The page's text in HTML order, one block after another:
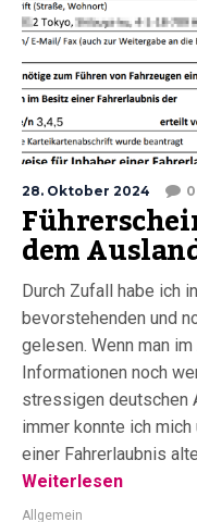
28. Oktober 2024
dem
Durch Zufall habe ich
bevorstehenden und
gelesen. Wenn man
Informationen noch
stressigen deutschen
immer konnte ich mich
einer Fahrerlaubnis
Weiterlesen
Allgemein